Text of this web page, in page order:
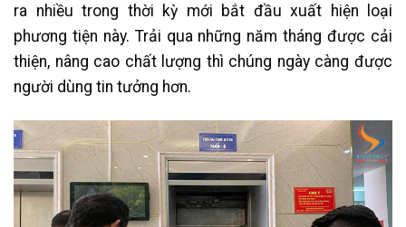
ra nhiều trong thời kỳ mới bắt đầu xuất hiện loại
phương tiện này. Trải qua những năm tháng được cải
thiện, nâng cao chất lượng thì chúng ngày càng được
người dùng tin tưởng hơn.